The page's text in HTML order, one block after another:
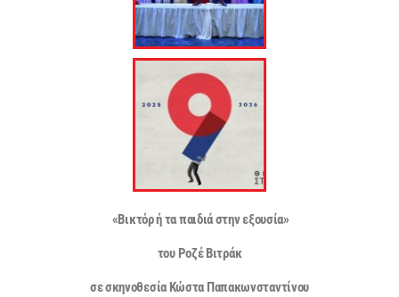
«Βικτόρ ή τα παιδιά στην εξουσία»
του Ροζέ Βιτράκ
σε σκηνοθεσία Κώστα Παπακωνσταντίνου